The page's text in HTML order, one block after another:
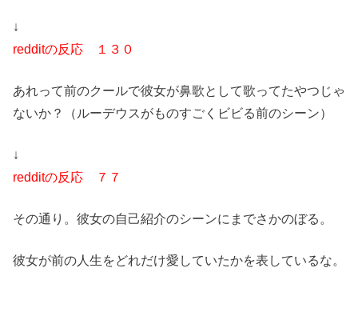
↓
redditの反応 １３０
あれって前のクールで彼女が鼻歌として歌ってたやつじゃ
ないか？（ルーデウスがものすごくビビる前のシーン）
↓
redditの反応 ７７
その通り。彼女の自己紹介のシーンにまでさかのぼる。
彼女が前の人生をどれだけ愛していたかを表しているな。